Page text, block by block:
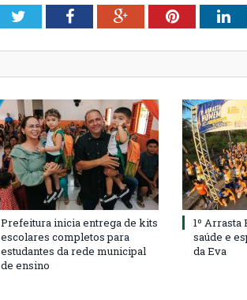
TwitterFacebookGoogle+Pinterest
Prefeitura inicia entrega de kits
escolares completos para
estudantes da rede municipal
de ensino
1º
saúde e
da Eva